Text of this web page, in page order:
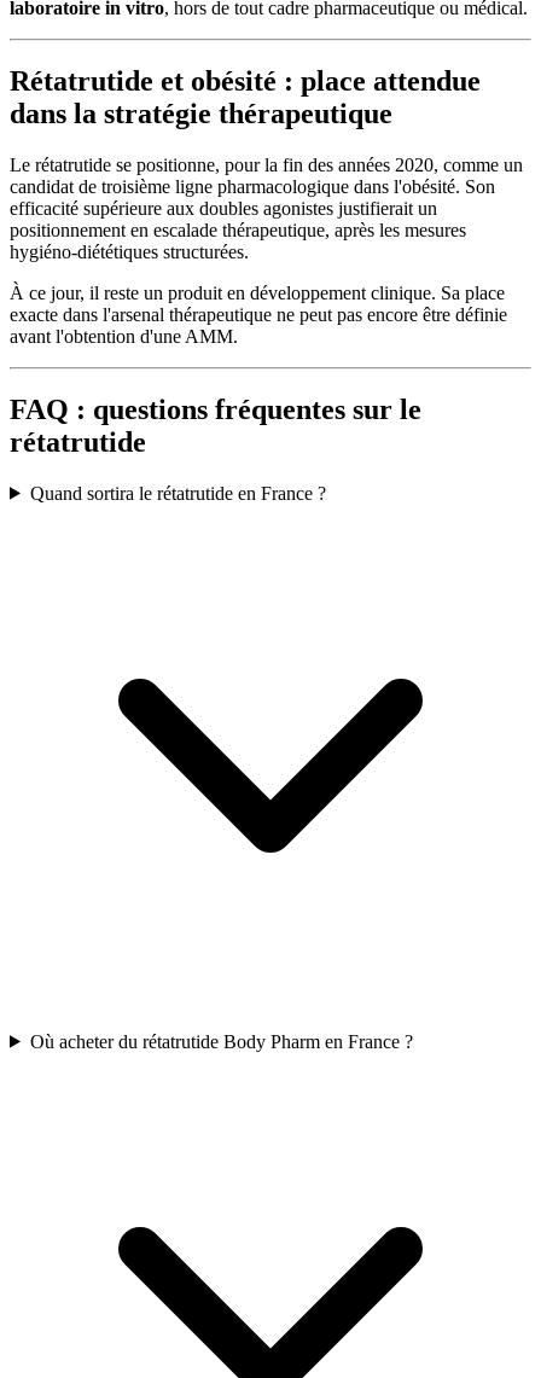
laboratoire in vitro, hors de tout cadre pharmaceutique ou médical.
Rétatrutide et obésité : place attendue
dans la stratégie thérapeutique
Le rétatrutide se positionne, pour la fin des années 2020, comme un
candidat de troisième ligne pharmacologique dans l'obésité. Son
efficacité supérieure aux doubles agonistes justifierait un
positionnement en escalade thérapeutique, après les mesures
hygiéno-diététiques structurées.
À ce jour, il reste un produit en développement clinique. Sa place
exacte dans l'arsenal thérapeutique ne peut pas encore être définie
avant l'obtention d'une AMM.
FAQ : questions fréquentes sur le
rétatrutide
Quand sortira le rétatrutide en France ?
Où acheter du rétatrutide Body Pharm en France ?